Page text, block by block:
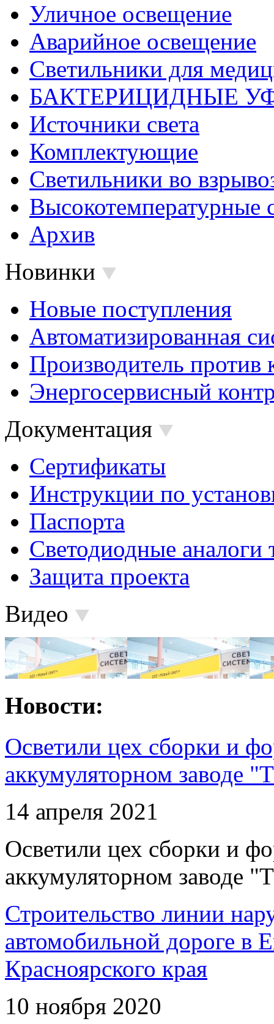
Уличное освещение
Аварийное освещение
Светильники для
БАКТЕРИЦИДНЫЕ
Источники света
Комплектующие
Светильники во
Высокотемпературные
Архив
Новинки
Новые поступления
Автоматизированная
Производитель против
Энергосервисный
Документация
Сертификаты
Инструкции по
Паспорта
Светодиодные аналоги
Защита проекта
Видео
Новости:
Осветили цех сборки и
аккумуляторном заводе
14 апреля 2021
Осветили цех сборки и
аккумуляторном заводе
Строительство линии
автомобильной дороге в
Красноярского края
10 ноября 2020